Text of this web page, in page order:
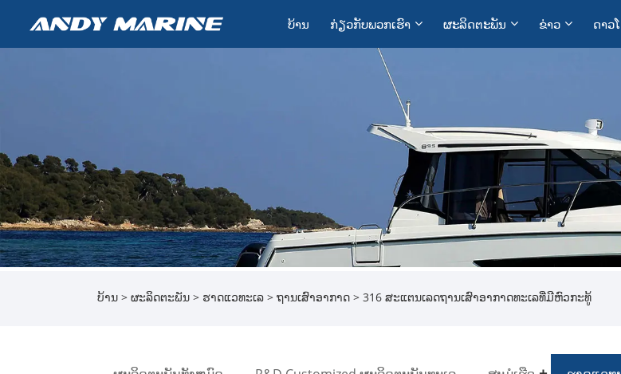
ບ້ານ ກ່ຽວ​ກັບ​ພວກ​ເຮົາ ຜະລິດຕະພັນ ຂ່າວ ດາວ
ບ້ານ > ຜະລິດຕະພັນ > ຮາດແວທະເລ > ຖານເສົາອາກາດ > 316 ສະແຕນເລດຖານເສົາອາກາດທະເລທີ່ມີຫົວກະທູ້